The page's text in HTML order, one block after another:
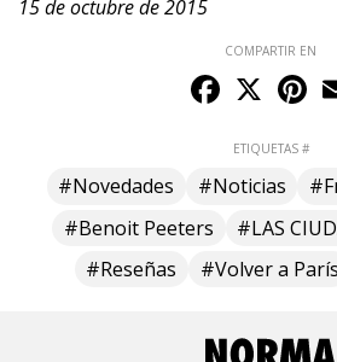
15 de octubre de 2015
COMPARTIR EN
Facebook
X
ETIQUETAS #
#Novedades #Noticias
#Benoit Peeters
#LAS
#Reseñas
#Volver a París